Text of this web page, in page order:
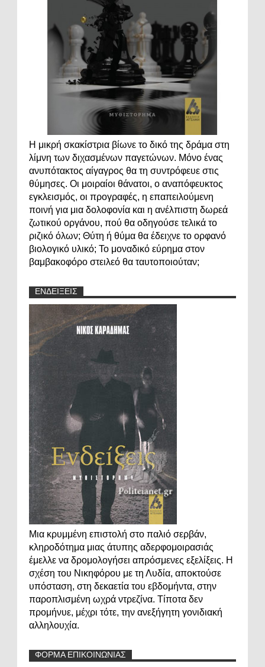
Η μικρή σκακίστρια βίωνε το δικό της δράμα στη
λίμνη των διχασμένων παγετώνων. Μόνο ένας
ανυπότακτος αίγαγρος θα τη συντρόφευε στις
θύμησες. Οι μοιραίοι θάνατοι, ο αναπόφευκτος
εγκλεισμός, οι προγραφές, η επαπειλούμενη
ποινή για μια δολοφονία και η ανέλπιστη δωρεά
ζωτικού οργάνου, πού θα οδηγούσε τελικά το
ριζικό όλων; Θύτη ή θύμα θα έδειχνε το ορφανό
βιολογικό υλικό; Το μοναδικό εύρημα στον
βαμβακοφόρο στειλεό θα ταυτοποιούταν;
ΕΝΔΕΙΞΕΙΣ
Μια κρυμμένη επιστολή στο παλιό σερβάν,
κληροδότημα μιας άτυπης αδερφομοιρασιάς
έμελλε να δρομολογήσει απρόσμενες εξελίξεις. Η
σχέση του Νικηφόρου με τη Λυδία, αποκτούσε
υπόσταση, στη δεκαετία του εβδομήντα, στην
παροπλισμένη ωχρά ντρεζίνα. Τίποτα δεν
προμήνυε, μέχρι τότε, την ανεξήγητη γονιδιακή
αλληλουχία.
ΦΟΡΜΑ ΕΠΙΚΟΙΝΩΝΙΑΣ